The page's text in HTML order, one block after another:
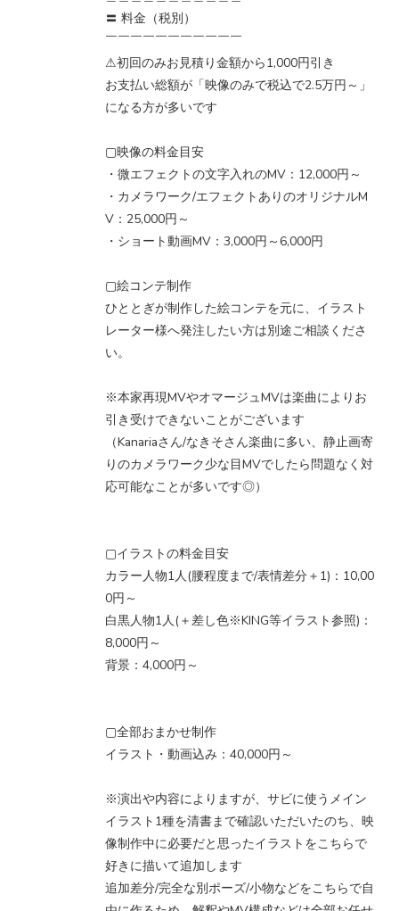
〓 料金（税別）
￣￣￣￣￣￣￣￣￣￣￣
⚠初回のみお見積り金額から1,000円引き
お支払い総額が「映像のみで税込で2.5万円～」
になる方が多いです
▢映像の料金目安
・微エフェクトの文字入れのMV：12,000円～
・カメラワーク/エフェクトありのオリジナルM
V：25,000円～
・ショート動画MV：3,000円～6,000円
▢絵コンテ制作
ひととぎが制作した絵コンテを元に、イラスト
レーター様へ発注したい方は別途ご相談くださ
い。
※本家再現MVやオマージュMVは楽曲によりお
引き受けできないことがございます
（Kanariaさん/なきそさん楽曲に多い、静止画寄
りのカメラワーク少な目MVでしたら問題なく対
応可能なことが多いです◎）
▢イラストの料金目安
カラー人物1人(腰程度まで/表情差分＋1)：10,00
0円～
白黒人物1人(＋差し色※KING等イラスト参照)：
8,000円～
背景：4,000円～
▢全部おまかせ制作
イラスト・動画込み：40,000円～
※演出や内容によりますが、サビに使うメイン
イラスト1種を清書まで確認いただいたのち、映
像制作中に必要だと思ったイラストをこちらで
好きに描いて追加します
追加差分/完全な別ポーズ/小物などをこちらで自